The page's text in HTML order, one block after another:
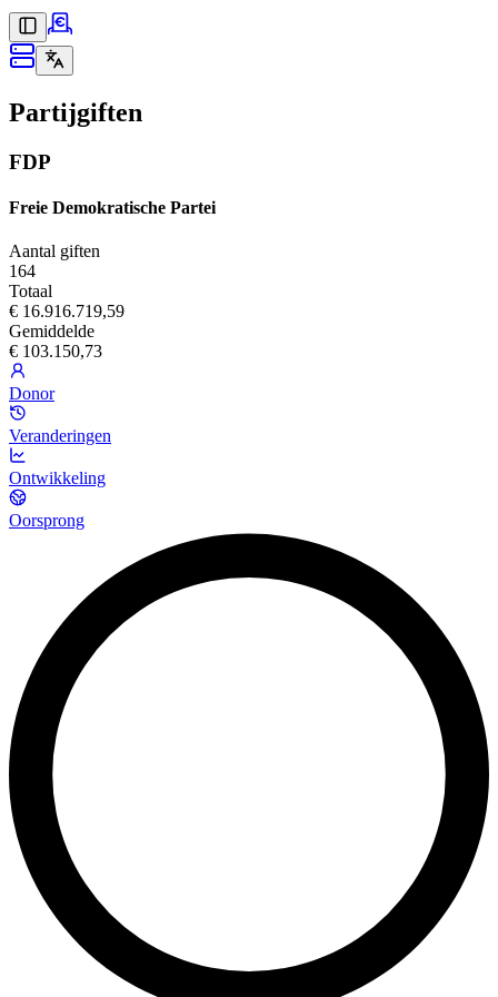
Partijgiften
FDP
Freie Demokratische Partei
Aantal giften
164
Totaal
€ 16.916.719,59
Gemiddelde
€ 103.150,73
Donor
Veranderingen
Ontwikkeling
Oorsprong